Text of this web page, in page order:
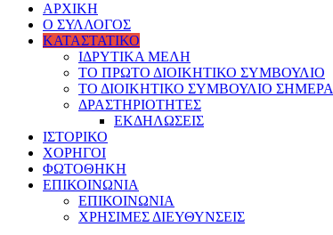
ΑΡΧΙΚΗ
Ο ΣΥΛΛΟΓΟΣ
ΚΑΤΑΣΤΑΤΙΚΟ
ΙΔΡΥΤΙΚΑ ΜΕΛΗ
ΤΟ ΠΡΩΤΟ ΔΙΟΙΚΗΤΙΚΟ ΣΥΜΒΟΥΛΙΟ
ΤΟ ΔΙΟΙΚΗΤΙΚΟ ΣΥΜΒΟΥΛΙΟ ΣΗΜΕΡΑ
ΔΡΑΣΤΗΡΙΟΤΗΤΕΣ
ΕΚΔΗΛΩΣΕΙΣ
ΙΣΤΟΡΙΚΟ
ΧΟΡΗΓΟΙ
ΦΩΤΟΘΗΚΗ
ΕΠΙΚΟΙΝΩΝΙΑ
ΕΠΙΚΟΙΝΩΝΙΑ
ΧΡΗΣΙΜΕΣ ΔΙΕΥΘΥΝΣΕΙΣ